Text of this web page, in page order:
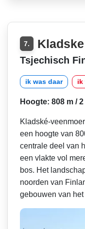
7.
Tsjechisch
ik was daar ik
Hoogte: 808 m /
Kladské-
een hoogte van
centrale deel van
een vlakte vol
bos. Het
noorden van
gebouwen van